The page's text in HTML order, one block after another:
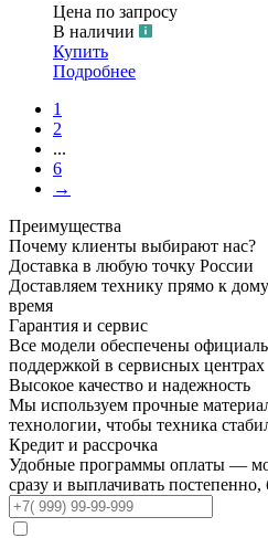
Цена по запросу
В наличии
Купить
Подробнее
1
2
...
6
→
Преимущества
Почему клиенты выбирают нас?
Доставка в любую точку России
Доставляем технику прямо к
время
Гарантия и сервис
Все модели обеспечены
поддержкой в сервисных центрах
Высокое качество и надежность
Мы используем прочные
технологии, чтобы техника
Кредит и рассрочка
Удобные программы оплаты —
сразу и выплачивать постепенно,